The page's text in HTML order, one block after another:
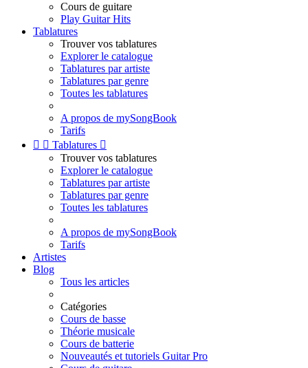
Cours de guitare
Play Guitar Hits
Tablatures
Trouver vos tablatures
Explorer le catalogue
Tablatures par artiste
Tablatures par genre
Toutes les tablatures
A propos de mySongBook
Tarifs
  Tablatures 
Trouver vos tablatures
Explorer le catalogue
Tablatures par artiste
Tablatures par genre
Toutes les tablatures
A propos de mySongBook
Tarifs
Artistes
Blog
Tous les articles
Catégories
Cours de basse
Théorie musicale
Cours de batterie
Nouveautés et tutoriels Guitar Pro